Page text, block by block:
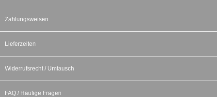
Zahlungsweisen
Lieferzeiten
Widerrufsrecht / Umtausch
FAQ / Häufige Fragen